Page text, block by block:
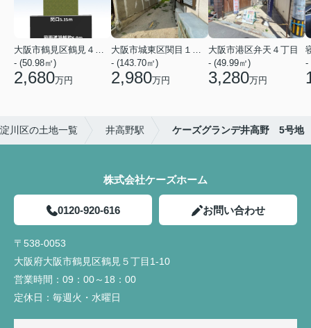
大阪市鶴見区鶴見４丁目
- (50.98㎡)
2,680万円
大阪市城東区関目１丁目
- (143.70㎡)
2,980万円
大阪市港区弁天４丁目
- (49.99㎡)
3,280万円
-
川区の土地一覧 井高野駅 ケーズグランデ井高野 5号地
株式会社ケーズホーム
0120-920-616 お問い合わせ
〒538-0053
大阪府大阪市鶴見区鶴見５丁目1-10
営業時間： 09：00～18：00
定休日： 毎週火・水曜日